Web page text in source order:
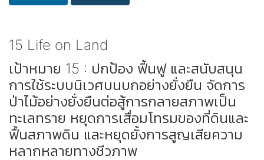
15 Life on Land
เป้าหมาย 15 : ปกป้อง ฟื้นฟู และสนับสนุน
การใช้ระบบนิเวศบนบกอย่างยั่งยืน จัดการ
ป่าไม้อย่างยั่งยืนต่อสู้การกลายสภาพเป็น
ทะเลทราย หยุดการเสื่อมโทรมของที่ดินและ
ฟื้นสภาพดิน และหยุดยั้งการสูญเสียความ
หลากหลายทางชีวภาพ